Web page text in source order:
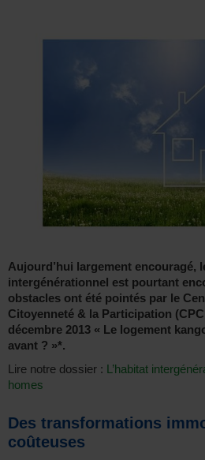
Aujourd’hui largement encouragé,
intergénérationnel est pourtant
obstacles ont été pointés par le
Citoyenneté & la Participation
décembre 2013 « Le logement
avant ? »*.
Lire notre dossier : L’habitat
homes
Des transformations
coûteuses